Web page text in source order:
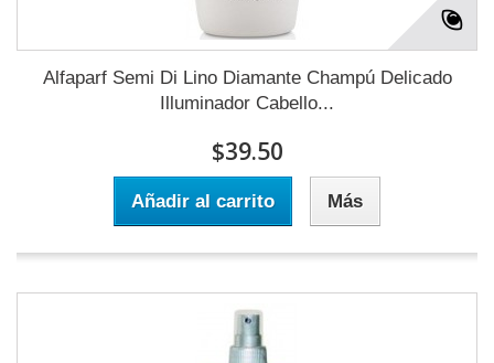
Alfaparf Semi Di Lino Diamante Champú Delicado
Illuminador Cabello...
$39.50
Añadir al carrito Más